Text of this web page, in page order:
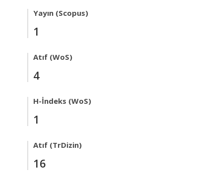
Yayın (Scopus)
1
Atıf (WoS)
4
H-İndeks (WoS)
1
Atıf (TrDizin)
16